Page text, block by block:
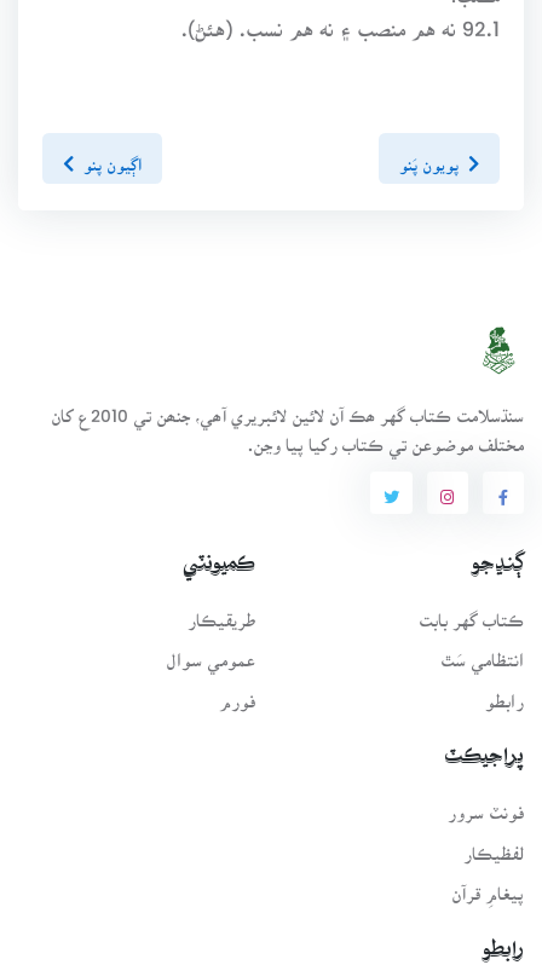
92.1 نه هم منصب ۽ نه هم نسب. (هئڻ).
اڳيون پنو
سنڌسلامت ڪتاب گهر ھڪ آن لائين لائبريري آھي، جنھن تي 2010ع کان
مختلف موضوعن تي ڪتاب رکيا پيا وڃن.
ڳنڍجو
ڪتاب گهر بابت
انتظامي سَٿ
رابطو
ڪميونٽي
طريقيڪار
عمومي سوال
فورم
پراجيڪٽ
فونٽ سرور
لفظيڪار
پيغامِ قرآن
رابطو